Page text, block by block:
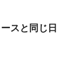
スと同じ日